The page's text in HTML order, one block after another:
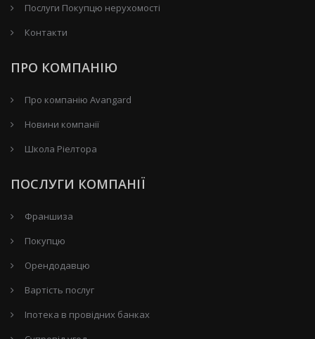
Послуги Покупцю нерухомості
Контакти
ПРО КОМПАНІЮ
Про компанію Avangard
Новини компанії
Школа Ріелтора
ПОСЛУГИ КОМПАНІЇ
Франшиза
Покупцю
Орендодавцю
Вартість послуг
Іпотека в провідних банках